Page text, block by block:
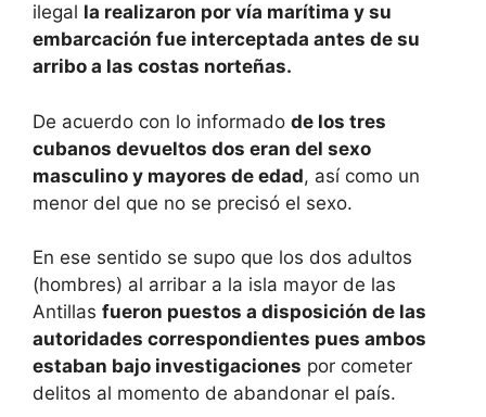
ilegal la realizaron por vía marítima y su
embarcación fue interceptada antes de su
arribo a las costas norteñas.
De acuerdo con lo informado de los tres
cubanos devueltos dos eran del sexo
masculino y mayores de edad, así como un
menor del que no se precisó el sexo.
En ese sentido se supo que los dos adultos
(hombres) al arribar a la isla mayor de las
Antillas fueron puestos a disposición de las
autoridades correspondientes pues ambos
estaban bajo investigaciones por cometer
delitos al momento de abandonar el país.